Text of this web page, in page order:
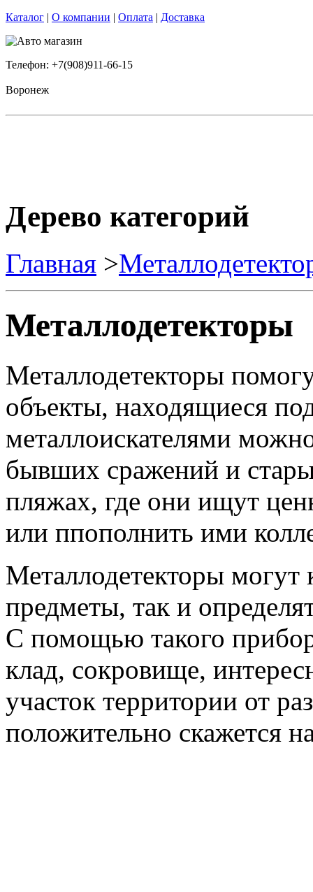
Каталог | О компании | Оплата | Доставка
Телефон: +7(908)911-66-15
Воронеж
Дерево категорий
Главная >
Металлодетекторы
Металлодетекторы
объекты, находящиеся
металлоискателями
бывших сражений и
пляжах, где они ищут
или ппополнить ими
Металлодетекторы могут
предметы, так и
С помощью такого
клад, сокровище,
участок территории от
положительно скажется